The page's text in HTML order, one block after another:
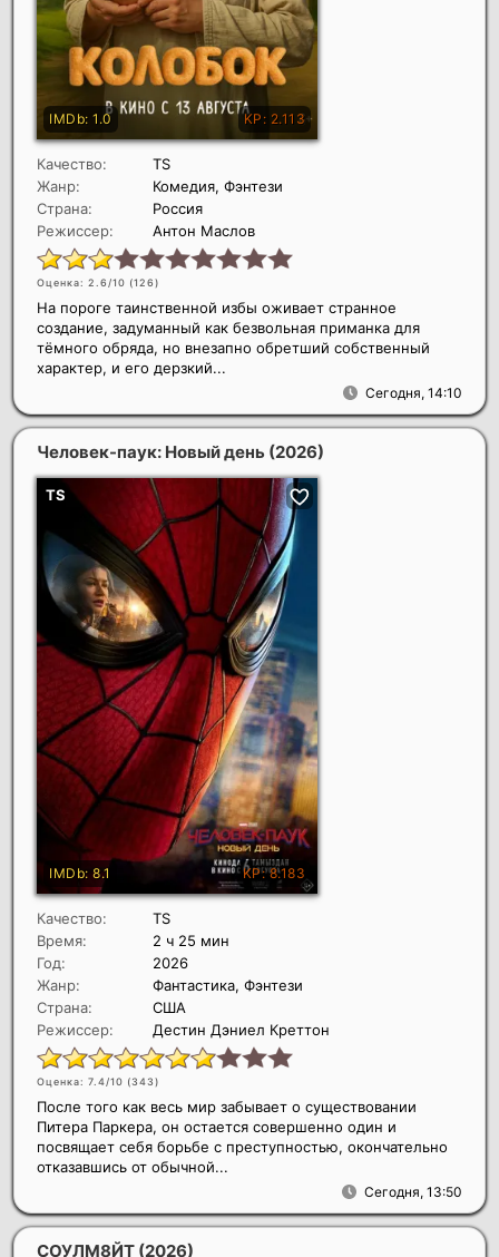
Качество:
TS
Жанр:
Комедия, Фэнтези
Страна:
Россия
Режиссер:
Антон Маслов
Оценка: 2.6/10 (126)
Сегодня, 14:10
На пороге таинственной избы оживает странное
создание, задуманный как безвольная приманка для
тёмного обряда, но внезапно обретший собственный
характер, и его дерзкий...
Человек-паук: Новый день (2026)
Качество:
TS
Время:
2 ч 25 мин
Год:
2026
Жанр:
Фантастика, Фэнтези
Страна:
США
Режиссер:
Дестин Дэниел Креттон
Оценка: 7.4/10 (343)
Сегодня, 13:50
После того как весь мир забывает о существовании
Питера Паркера, он остается совершенно один и
посвящает себя борьбе с преступностью, окончательно
отказавшись от обычной...
СОУЛМ8ЙТ (2026)